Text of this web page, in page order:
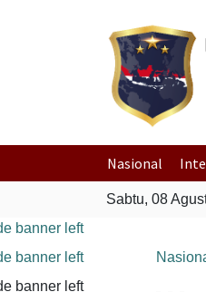
Nasional
Sabtu, 08